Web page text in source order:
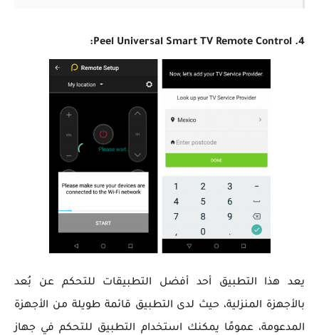
4. Peel Universal Smart TV Remote Control:
يعد هذا التطبيق أحد أفضل التطبيقات للتحكم عن بُعد
بالأجهزة المنزلية، حيث لدى التطبيق قائمة طويلة من الأجهزة
المدعومة، عمومًا يمكنك استخدام التطبيق للتحكم في جهاز